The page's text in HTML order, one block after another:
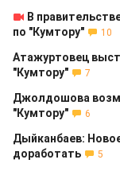
В
по "Кумтору"
10
Атажуртовец
"Кумтору"
7
Джолдошова
"Кумтору"
6
Дыйканбаев:
доработать
5